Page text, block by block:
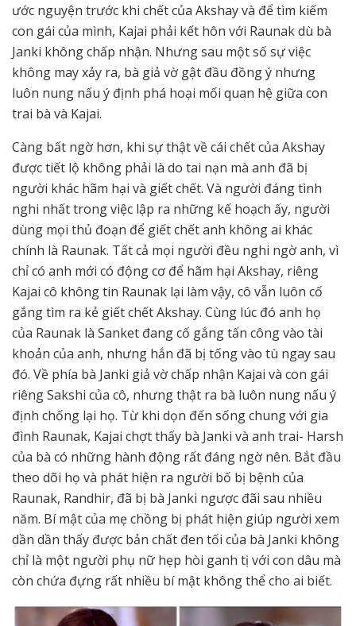
ước nguyện trước khi chết của Akshay và để tìm kiếm
con gái của mình, Kajai phải kết hôn với Raunak dù bà
Janki không chấp nhận. Nhưng sau một số sự việc
không may xảy ra, bà giả vờ gật đầu đồng ý nhưng
luôn nung nấu ý định phá hoại mối quan hệ giữa con
trai bà và Kajai.
Càng bất ngờ hơn, khi sự thật về cái chết của Akshay
được tiết lộ không phải là do tai nạn mà anh đã bị
người khác hãm hại và giết chết. Và người đáng tình
nghi nhất trong việc lập ra những kế hoạch ấy, người
dùng mọi thủ đoạn để giết chết anh không ai khác
chính là Raunak. Tất cả mọi người đều nghi ngờ anh, vì
chỉ có anh mới có động cơ để hãm hại Akshay, riêng
Kajai cô không tin Raunak lại làm vậy, cô vẫn luôn cố
gắng tìm ra kẻ giết chết Akshay. Cùng lúc đó anh họ
của Raunak là Sanket đang cố gắng tấn công vào tài
khoản của anh, nhưng hắn đã bị tống vào tù ngay sau
đó. Về phía bà Janki giả vờ chấp nhận Kajai và con gái
riêng Sakshi của cô, nhưng thật ra bà luôn nung nấu ý
định chống lại họ. Từ khi dọn đến sống chung với gia
đình Raunak, Kajai chợt thấy bà Janki và anh trai- Harsh
của bà có những hành động rất đáng ngờ nên. Bắt đầu
theo dõi họ và phát hiện ra người bố bị bệnh của
Raunak, Randhir, đã bị bà Janki ngược đãi sau nhiều
năm. Bí mật của mẹ chồng bị phát hiện giúp người xem
dần dần thấy được bản chất đen tối của bà Janki không
chỉ là một người phụ nữ hẹp hòi ganh tị với con dâu mà
còn chứa đựng rất nhiều bí mật không thể cho ai biết.